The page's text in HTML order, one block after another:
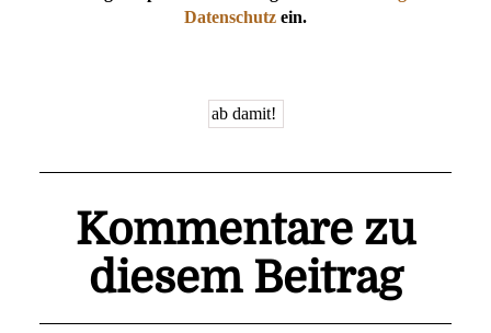
Datenschutz ein.
Kommentare zu
diesem Beitrag